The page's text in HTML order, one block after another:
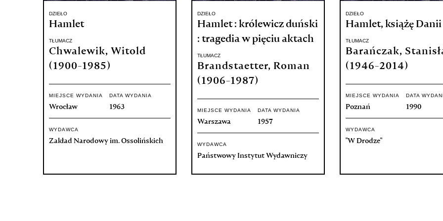
DZIEŁO
Hamlet
TŁUMACZ
Chwalewik, Witold
(1900-1985)
MIEJSCE WYDANIA
Wrocław
DATA WYDANIA
1963
WYDAWCA
Zakład Narodowy im. Ossolińskich
DZIEŁO
Hamlet : królewicz duński
: tragedia w pięciu aktach
TŁUMACZ
Brandstaetter, Roman
(1906-1987)
MIEJSCE WYDANIA
Warszawa
DATA WYDANIA
1957
WYDAWCA
Państwowy Instytut Wydawniczy
DZIEŁO
Hamlet, książę Danii
TŁUMACZ
Barańczak,
(1946-2014)
MIEJSCE WYDANIA
Poznań
DATA
1990
WYDAWCA
"W Drodze"